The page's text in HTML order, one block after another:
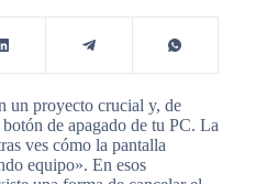
un proyecto crucial y, de
de apagado de tu PC. La
ves cómo la pantalla
equipo». En esos